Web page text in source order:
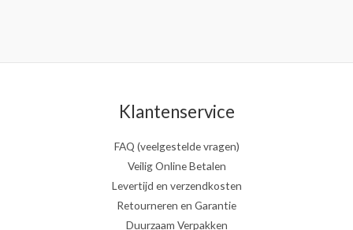
Klantenservice
FAQ (veelgestelde vragen)
Veilig Online Betalen
Levertijd en verzendkosten
Retourneren en Garantie
Duurzaam Verpakken